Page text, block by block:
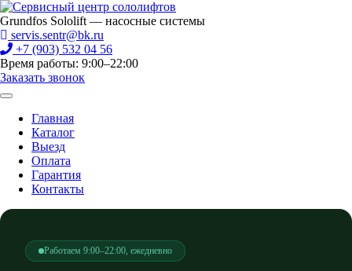
Grundfos Sololift — насосные системы
servis.sentr@bk.ru
+7 (903) 532 04 56
Время работы: 9:00–22:00
Заказать звонок
Главная
Каталог
Выезд
Оплата
Гарантия
Контакты
Работаем 9:00–22:00, ежедневно